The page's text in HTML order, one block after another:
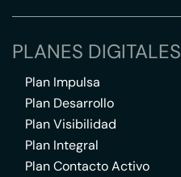
PLANES DIGITALES
Plan Impulsa
Plan Desarrollo
Plan Visibilidad
Plan Integral
Plan Contacto Activo